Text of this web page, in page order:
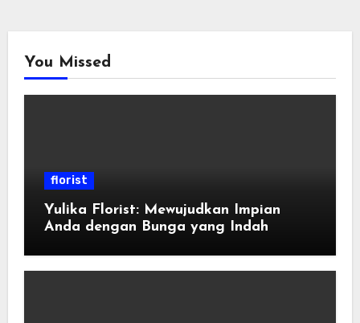
You Missed
florist
Yulika Florist: Mewujudkan Impian
Anda dengan Bunga yang Indah